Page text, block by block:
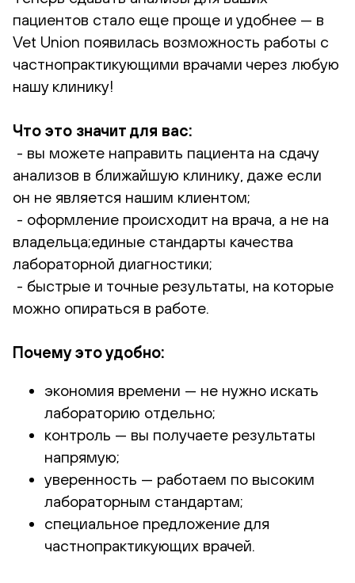
пациентов стало еще проще и удобнее — в
Vet Union появилась возможность работы с
частнопрактикующими врачами через любую
нашу клинику!
Что это значит для вас:
️- вы можете направить пациента на сдачу
анализов в ближайшую клинику, даже если
он не является нашим клиентом;
️- оформление происходит на врача, а не на
владельца;️единые стандарты качества
лабораторной диагностики;
️- быстрые и точные результаты, на которые
можно опираться в работе.
Почему это удобно:
экономия времени — не нужно искать
лабораторию отдельно;
контроль — вы получаете результаты
напрямую;
уверенность — работаем по высоким
лабораторным стандартам;
специальное предложение для
частнопрактикующих врачей.